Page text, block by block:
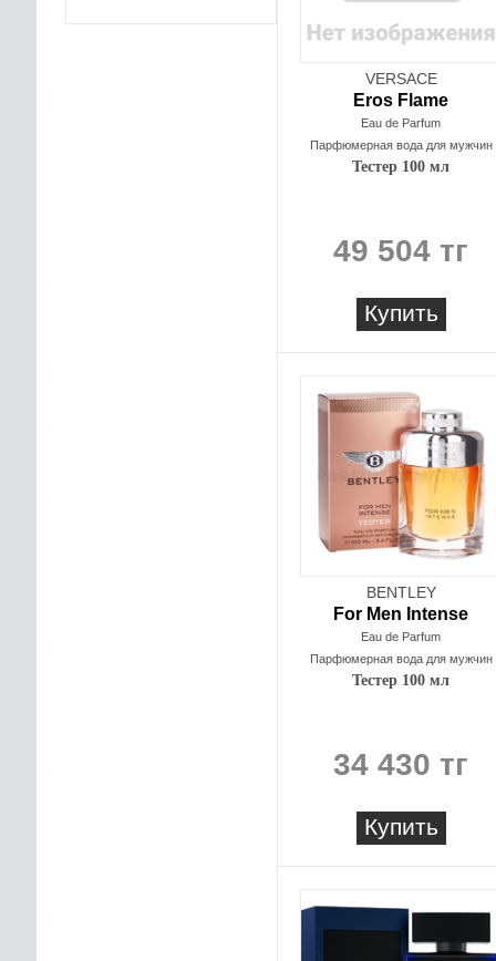
VERSACE
Eros Flame
Eau de Parfum
Парфюмерная вода для мужчин
Тестер 100 мл
49 504 тг
Купить
BENTLEY
For Men Intense
Eau de Parfum
Парфюмерная вода для мужчин
Тестер 100 мл
34 430 тг
Купить